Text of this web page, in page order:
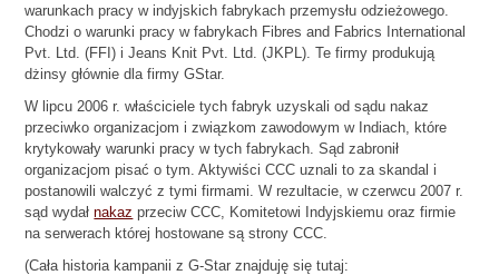
warunkach pracy w indyjskich fabrykach przemysłu odzieżowego.
Chodzi o warunki pracy w fabrykach Fibres and Fabrics International
Pvt. Ltd. (FFI) i Jeans Knit Pvt. Ltd. (JKPL). Te firmy produkują
dżinsy głównie dla firmy GStar.
W lipcu 2006 r. właściciele tych fabryk uzyskali od sądu nakaz
przeciwko organizacjom i związkom zawodowym w Indiach, które
krytykowały warunki pracy w tych fabrykach. Sąd zabronił
organizacjom pisać o tym. Aktywiści CCC uznali to za skandal i
postanowili walczyć z tymi firmami. W rezultacie, w czerwcu 2007 r.
sąd wydałnakaz przeciw CCC, Komitetowi Indyjskiemu oraz firmie
na serwerach której hostowane są strony CCC.
(Cała historia kampanii z G-Star znajduję się tutaj: